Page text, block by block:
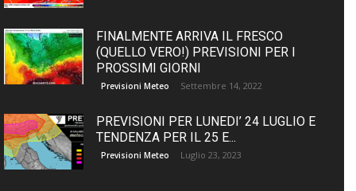
FINALMENTE ARRIVA IL FRESCO
(QUELLO VERO!) PREVISIONI PER I
PROSSIMI GIORNI
Previsioni Meteo Settembre 14, 2022
PREVISIONI PER LUNEDI’ 24 LUGLIO E
TENDENZA PER IL 25 E...
Previsioni Meteo Luglio 23, 2023